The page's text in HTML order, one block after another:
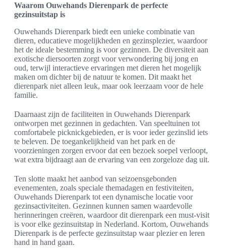
Waarom Ouwehands Dierenpark de perfecte
gezinsuitstap is
Ouwehands Dierenpark biedt een unieke combinatie van
dieren, educatieve mogelijkheden en gezinsplezier, waardoor
het de ideale bestemming is voor gezinnen. De diversiteit aan
exotische diersoorten zorgt voor verwondering bij jong en
oud, terwijl interactieve ervaringen met dieren het mogelijk
maken om dichter bij de natuur te komen. Dit maakt het
dierenpark niet alleen leuk, maar ook leerzaam voor de hele
familie.
Daarnaast zijn de faciliteiten in Ouwehands Dierenpark
ontworpen met gezinnen in gedachten. Van speeltuinen tot
comfortabele picknickgebieden, er is voor ieder gezinslid iets
te beleven. De toegankelijkheid van het park en de
voorzieningen zorgen ervoor dat een bezoek soepel verloopt,
wat extra bijdraagt aan de ervaring van een zorgeloze dag uit.
Ten slotte maakt het aanbod van seizoensgebonden
evenementen, zoals speciale themadagen en festiviteiten,
Ouwehands Dierenpark tot een dynamische locatie voor
gezinsactiviteiten. Gezinnen kunnen samen waardevolle
herinneringen creëren, waardoor dit dierenpark een must-visit
is voor elke gezinsuitstap in Nederland. Kortom, Ouwehands
Dierenpark is de perfecte gezinsuitstap waar plezier en leren
hand in hand gaan.